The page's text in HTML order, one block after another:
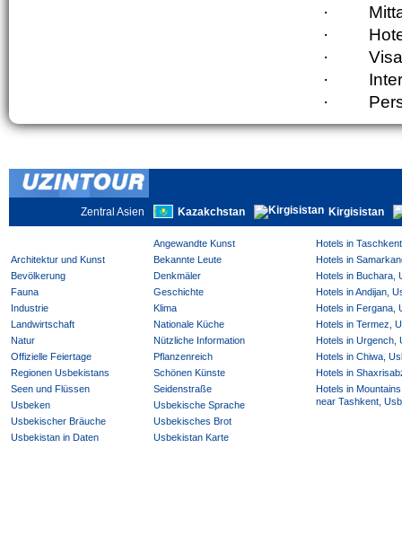
·
·
·
·
·
Zentral Asien Kazakchstan Kirgisistan
Angewandte Kunst
Architektur und Kunst
Bekannte Leute
Bevölkerung
Denkmäler
Fauna
Geschichte
Industrie
Klima
Landwirtschaft
Nationale Küche
Natur
Nützliche Information
Offizielle Feiertage
Pflanzenreich
Regionen Usbekistans
Schönen Künste
Seen und Flüssen
Seidenstraße
Usbeken
Usbekische Sprache
Usbekischer Bräuche
Usbekisches Brot
Usbekistan in Daten
Usbekistan Karte
Hotels in
Hotels in
Hotels in Buchara,
Hotels in Andijan,
Hotels in Fergana,
Hotels in Termez,
Hotels in Urgench,
Hotels in Chiwa,
Hotels in
Hotels in
near Tashkent,